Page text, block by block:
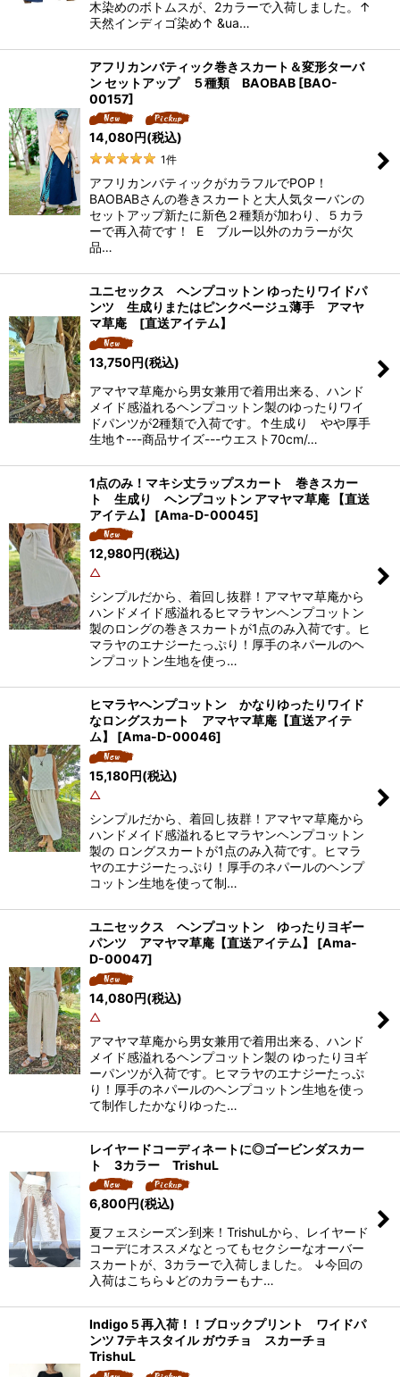
木染めのボトムスが、2カラーで入荷しました。↑
天然インディゴ染め↑ &ua…
アフリカンバティック巻きスカート＆変形ターバ
ン セットアップ ５種類 BAOBAB [BAO-
00157]
14,080円(税込)
1件
アフリカンバティックがカラフルでPOP！
BAOBABさんの巻きスカートと大人気ターバンの
セットアップ新たに新色２種類が加わり、５カラ
ーで再入荷です！ E ブルー以外のカラーが欠
品…
ユニセックス ヘンプコットン ゆったりワイドパ
ンツ 生成りまたはピンクベージュ薄手 アマヤ
マ草庵 [直送アイテム】
13,750円(税込)
アマヤマ草庵から男女兼用で着用出来る、ハンド
メイド感溢れるヘンプコットン製のゆったりワイ
ドパンツが2種類で入荷です。↑生成り やや厚手
生地↑---商品サイズ---ウエスト70cm/…
1点のみ！マキシ丈ラップスカート 巻きスカー
ト 生成り ヘンプコットン アマヤマ草庵 【直送
アイテム】
[Ama-D-00045]
12,980円(税込)
△
シンプルだから、着回し抜群！アマヤマ草庵から
ハンドメイド感溢れるヒマラヤンヘンプコットン
製のロングの巻きスカートが1点のみ入荷です。ヒ
マラヤのエナジーたっぷり！厚手のネパールのヘ
ンプコットン生地を使っ…
ヒマラヤヘンプコットン かなりゆったりワイド
なロングスカート アマヤマ草庵【直送アイテ
ム】
[Ama-D-00046]
15,180円(税込)
△
シンプルだから、着回し抜群！アマヤマ草庵から
ハンドメイド感溢れるヒマラヤンヘンプコットン
製の ロングスカートが1点のみ入荷です。ヒマラ
ヤのエナジーたっぷり！厚手のネパールのヘンプ
コットン生地を使って制…
ユニセックス ヘンプコットン ゆったりヨギー
パンツ アマヤマ草庵【直送アイテム】
[Ama-
D-00047]
14,080円(税込)
△
アマヤマ草庵から男女兼用で着用出来る、ハンド
メイド感溢れるヘンプコットン製の ゆったりヨギ
ーパンツが入荷です。ヒマラヤのエナジーたっぷ
り！厚手のネパールのヘンプコットン生地を使っ
て制作したかなりゆった…
レイヤードコーディネートに◎ゴービンダスカー
ト 3カラー TrishuL
6,800円(税込)
夏フェスシーズン到来！TrishuLから、レイヤード
コーデにオススメなとってもセクシーなオーバー
スカートが、3カラーで入荷しました。 ↓今回の
入荷はこちら↓どのカラーもナ…
Indigo５再入荷！！ブロックプリント ワイドパ
ンツ 7テキスタイル ガウチョ スカーチョ
TrishuL